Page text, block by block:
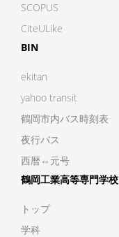
SCOPUS
CiteULike
BIN
ekitan
yahoo transit
鶴岡市内バス時刻表
夜行バス
西暦⇔元号
鶴岡工業高等専門学校
トップ
学科